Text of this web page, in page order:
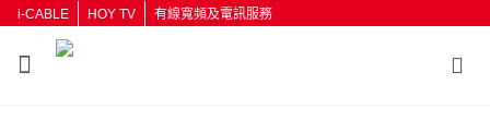
i-CABLE HOY TV 有線寬頻及電訊服務